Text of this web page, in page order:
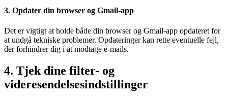
3. Opdater din browser og Gmail-app
Det er vigtigt at holde både din browser og Gmail-app opdateret for
at undgå tekniske problemer. Opdateringer kan rette eventuelle fejl,
der forhindrer dig i at modtage e-mails.
4. Tjek dine filter- og
videresendelsesindstillinger